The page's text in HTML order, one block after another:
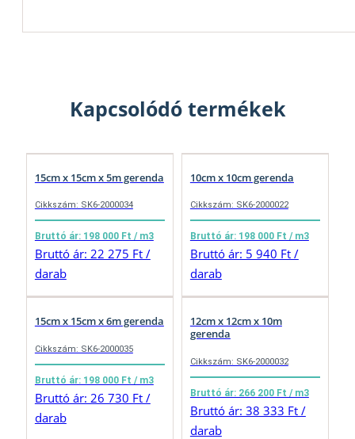
Kapcsolódó termékek
15cm x 15cm x 5m gerenda
Cikkszám: SK6-2000034
Bruttó ár: 198 000 Ft / m3
Bruttó ár: 22 275 Ft /
darab
10cm x 10cm gerenda
Cikkszám: SK6-2000022
Bruttó ár: 198 000 Ft / m3
Bruttó ár: 5 940 Ft /
darab
15cm x 15cm x 6m gerenda
Cikkszám: SK6-2000035
Bruttó ár: 198 000 Ft / m3
Bruttó ár: 26 730 Ft /
darab
12cm x 12cm x 10m
gerenda
Cikkszám: SK6-2000032
Bruttó ár: 266 200 Ft / m3
Bruttó ár: 38 333 Ft /
darab